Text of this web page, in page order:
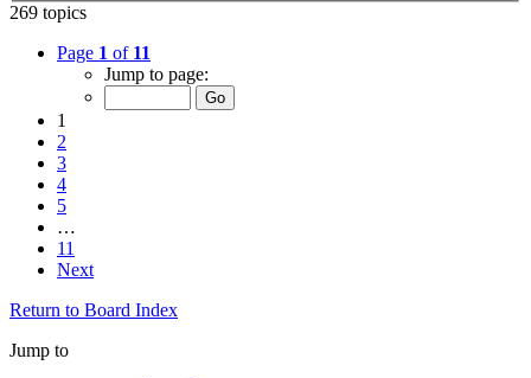
269 topics
Page 1 of 11
Jump to page:
1
2
3
4
5
…
11
Next
Return to Board Index
Jump to